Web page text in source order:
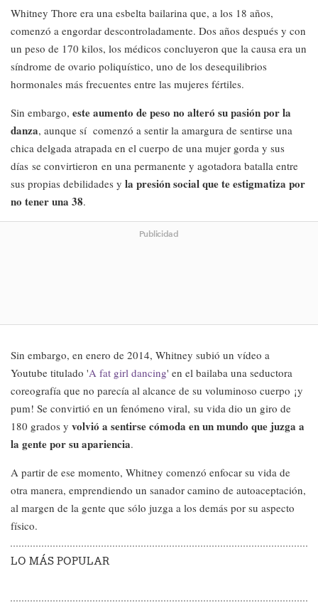
Whitney Thore era una esbelta bailarina que, a los 18 años,
comenzó a engordar descontroladamente. Dos años después y con
un peso de 170 kilos, los médicos concluyeron que la causa era un
síndrome de ovario poliquístico, uno de los desequilibrios
hormonales más frecuentes entre las mujeres fértiles.
Sin embargo, este aumento de peso no alteró su pasión por la
danza, aunque sí comenzó a sentir la amargura de sentirse una
chica delgada atrapada en el cuerpo de una mujer gorda y sus
días se convirtieron en una permanente y agotadora batalla entre
sus propias debilidades y la presión social que te estigmatiza por
no tener una 38.
Publicidad
Sin embargo, en enero de 2014, Whitney subió un vídeo a
Youtube titulado 'A fat girl dancing' en el bailaba una seductora
coreografía que no parecía al alcance de su voluminoso cuerpo ¡y
pum! Se convirtió en un fenómeno viral, su vida dio un giro de
180 grados y volvió a sentirse cómoda en un mundo que juzga a
la gente por su apariencia.
A partir de ese momento, Whitney comenzó enfocar su vida de
otra manera, emprendiendo un sanador camino de autoaceptación,
al margen de la gente que sólo juzga a los demás por su aspecto
físico.
LO MÁS POPULAR